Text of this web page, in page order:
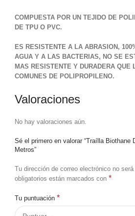
COMPUESTA POR UN TEJIDO DE
DE TPU O PVC.
ES RESISTENTE A LA ABRASION,
AGUA Y A LAS BACTERIAS, NO SE
MAS RESISTENTE Y DURADERA QUE
COMUNES DE POLIPROPILENO.
Valoraciones
No hay valoraciones aún.
Sé el primero en valorar “Traílla Biothane
Metros”
Tu dirección de correo electrónico no será
obligatorios están marcados con *
Tu puntuación *